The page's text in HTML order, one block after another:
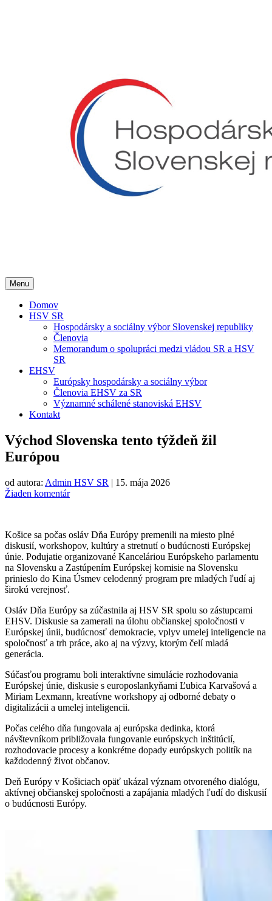
Menu
Domov
HSV SR
Hospodársky a sociálny výbor Slovenskej republiky
Členovia
Memorandum o spolupráci medzi vládou SR a HSV
SR
EHSV
Európsky hospodársky a sociálny výbor
Členovia EHSV za SR
Významné schálené stanoviská EHSV
Kontakt
Východ Slovenska tento týždeň žil
Európou
od autora: Admin HSV SR | 15. mája 2026
Žiaden komentár
Košice sa počas osláv Dňa Európy premenili na miesto plné
diskusií, workshopov, kultúry a stretnutí o budúcnosti Európskej
únie. Podujatie organizované Kanceláriou Európskeho parlamentu
na Slovensku a Zastúpením Európskej komisie na Slovensku
prinieslo do Kina Úsmev celodenný program pre mladých ľudí aj
širokú verejnosť.
Osláv Dňa Európy sa zúčastnila aj HSV SR spolu so zástupcami
EHSV. Diskusie sa zamerali na úlohu občianskej spoločnosti v
Európskej únii, budúcnosť demokracie, vplyv umelej inteligencie na
spoločnosť a trh práce, ako aj na výzvy, ktorým čelí mladá
generácia.
Súčasťou programu boli interaktívne simulácie rozhodovania
Európskej únie, diskusie s europoslankyňami Ľubica Karvašová a
Miriam Lexmann, kreatívne workshopy aj odborné debaty o
digitalizácii a umelej inteligencii.
Počas celého dňa fungovala aj európska dedinka, ktorá
návštevníkom približovala fungovanie európskych inštitúcií,
rozhodovacie procesy a konkrétne dopady európskych politík na
každodenný život občanov.
Deň Európy v Košiciach opäť ukázal význam otvoreného dialógu,
aktívnej občianskej spoločnosti a zapájania mladých ľudí do diskusií
o budúcnosti Európy.